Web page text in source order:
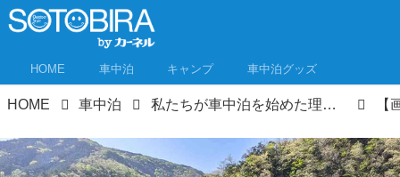
HOME 車中泊 キャンプ 車中泊グッズ
HOME 車中泊 私たちが車中泊を始めた理由｜“仮面夫婦”を卒業、家を断捨離してキャンピングカーで日本一周しながら暮らすようになるまで